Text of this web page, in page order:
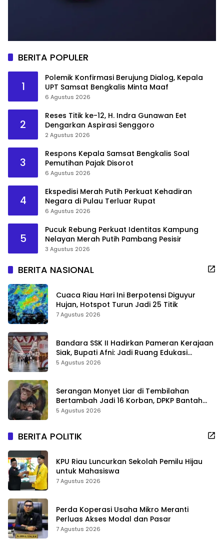
BERITA POPULER
1
Polemik Konfirmasi Berujung Dialog, Kepala
UPT Samsat Bengkalis Minta Maaf
6 Agustus 2026
2
Reses Titik ke-12, H. Indra Gunawan Eet
Dengarkan Aspirasi Senggoro
2 Agustus 2026
3
Respons Kepala Samsat Bengkalis Soal
Pemutihan Pajak Disorot
6 Agustus 2026
4
Ekspedisi Merah Putih Perkuat Kehadiran
Negara di Pulau Terluar Rupat
6 Agustus 2026
5
Pucuk Rebung Perkuat Identitas Kampung
Nelayan Merah Putih Pambang Pesisir
3 Agustus 2026
BERITA NASIONAL
Cuaca Riau Hari Ini Berpotensi Diguyur
Hujan, Hotspot Turun Jadi 25 Titik
7 Agustus 2026
Bandara SSK II Hadirkan Pameran Kerajaan
Siak, Bupati Afni: Jadi Ruang Edukasi
Sejarah Riau
5 Agustus 2026
Serangan Monyet Liar di Tembilahan
Bertambah Jadi 16 Korban, DPKP Bantah
Video Gerombolan Viral
5 Agustus 2026
BERITA POLITIK
KPU Riau Luncurkan Sekolah Pemilu Hijau
untuk Mahasiswa
7 Agustus 2026
Perda Koperasi Usaha Mikro Meranti
Perluas Akses Modal dan Pasar
7 Agustus 2026